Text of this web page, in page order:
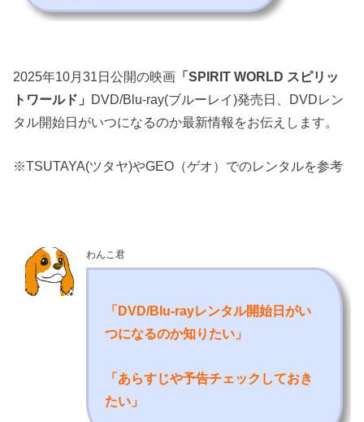
2025年10月31日公開の映画 「SPIRIT WORLD スピリッ
トワールド」 DVD/Blu-ray(ブルーレイ)発売日、DVDレン
タル開始日がいつになるのか最新情報をお伝えします。
※TSUTAYA(ツタヤ)やGEO（ゲオ）でのレンタルを参考
わんこ君
「DVD/Blu-rayレンタル開始日がい
つになるのか知りたい 」
「あらすじや予告チェックしておき
たい」